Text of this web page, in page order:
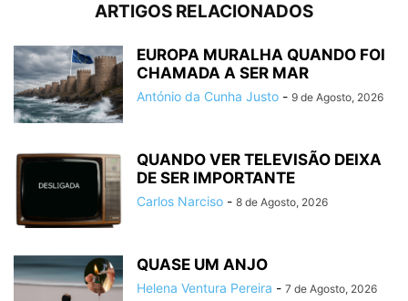
ARTIGOS RELACIONADOS
EUROPA MURALHA QUANDO FOI
CHAMADA A SER MAR
António da Cunha Justo - 9 de Agosto, 2026
QUANDO VER TELEVISÃO DEIXA
DE SER IMPORTANTE
Carlos Narciso - 8 de Agosto, 2026
QUASE UM ANJO
Helena Ventura Pereira - 7 de Agosto, 2026